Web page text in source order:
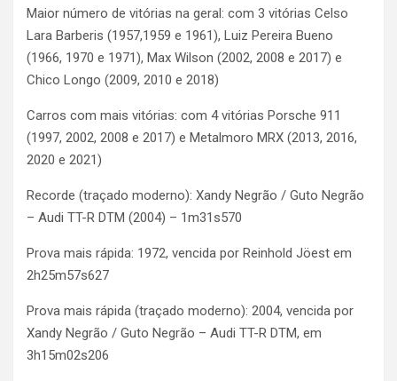
Maior número de vitórias na geral: com 3 vitórias Celso
Lara Barberis (1957,1959 e 1961), Luiz Pereira Bueno
(1966, 1970 e 1971), Max Wilson (2002, 2008 e 2017) e
Chico Longo (2009, 2010 e 2018)
Carros com mais vitórias: com 4 vitórias Porsche 911
(1997, 2002, 2008 e 2017) e Metalmoro MRX (2013, 2016,
2020 e 2021)
Recorde (traçado moderno): Xandy Negrão / Guto Negrão
– Audi TT-R DTM (2004) – 1m31s570
Prova mais rápida: 1972, vencida por Reinhold Jöest em
2h25m57s627
Prova mais rápida (traçado moderno): 2004, vencida por
Xandy Negrão / Guto Negrão – Audi TT-R DTM, em
3h15m02s206